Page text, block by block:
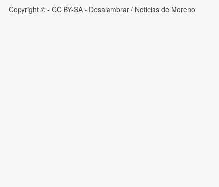
Copyright © - CC BY-SA - Desalambrar / Noticias de Moreno